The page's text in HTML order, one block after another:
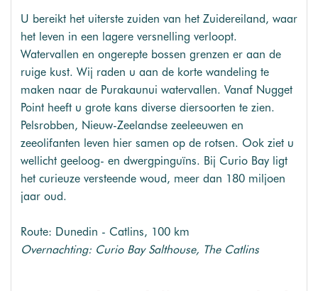
U bereikt het uiterste zuiden van het Zuidereiland, waar
het leven in een lagere versnelling verloopt.
Watervallen en ongerepte bossen grenzen er aan de
ruige kust. Wij raden u aan de korte wandeling te
maken naar de Purakaunui watervallen. Vanaf Nugget
Point heeft u grote kans diverse diersoorten te zien.
Pelsrobben, Nieuw-Zeelandse zeeleeuwen en
zeeolifanten leven hier samen op de rotsen. Ook ziet u
wellicht geeloog- en dwergpinguïns. Bij Curio Bay ligt
het curieuze versteende woud, meer dan 180 miljoen
jaar oud.
Route: Dunedin - Catlins, 100 km
Overnachting: Curio Bay Salthouse, The Catlins